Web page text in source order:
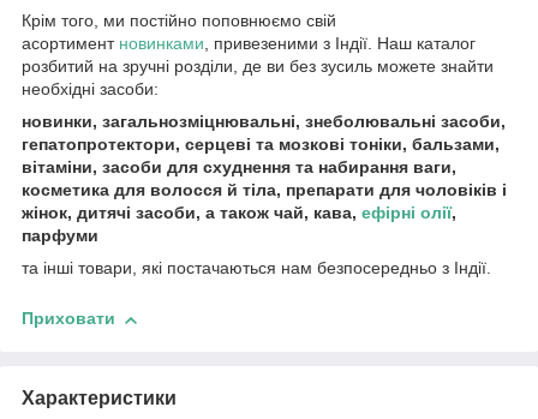
Крім того, ми постійно поповнюємо свій
асортимент новинками, привезеними з Індії. Наш каталог
розбитий на зручні розділи, де ви без зусиль можете знайти
необхідні засоби:
новинки, загальнозміцнювальні, знеболювальні засоби,
гепатопротектори, серцеві та мозкові тоніки, бальзами,
вітаміни, засоби для схуднення та набирання ваги,
косметика для волосся й тіла, препарати для чоловіків і
жінок, дитячі засоби, а також чай, кава, ефірні олії,
парфуми
та інші товари, які постачаються нам безпосередньо з Індії.
Приховати
Характеристики